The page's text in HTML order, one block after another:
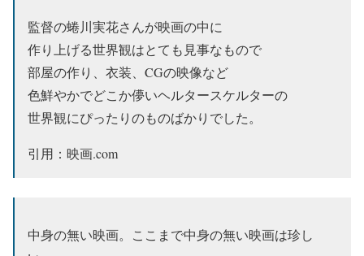
監督の蜷川実花さんが映画の中に
作り上げる世界観はとても見事なもので
部屋の作り、衣装、CGの映像など
色鮮やかでどこか儚いヘルタースケルターの
世界観にぴったりのものばかりでした。
引用：映画.com
中身の無い映画。ここまで中身の無い映画は珍し